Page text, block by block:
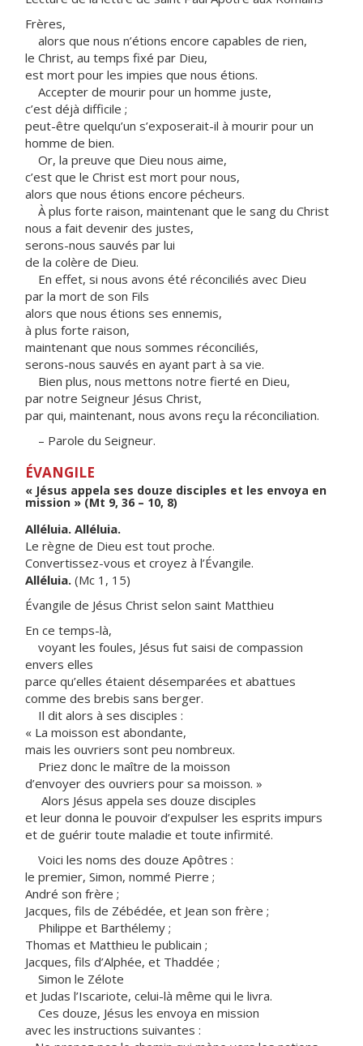
Frères,
alors que nous n’étions encore capables de rien,
le Christ, au temps fixé par Dieu,
est mort pour les impies que nous étions.
Accepter de mourir pour un homme juste,
c’est déjà difficile ;
peut-être quelqu’un s’exposerait-il à mourir pour un
homme de bien.
Or, la preuve que Dieu nous aime,
c’est que le Christ est mort pour nous,
alors que nous étions encore pécheurs.
À plus forte raison, maintenant que le sang du Christ
nous a fait devenir des justes,
serons-nous sauvés par lui
de la colère de Dieu.
En effet, si nous avons été réconciliés avec Dieu
par la mort de son Fils
alors que nous étions ses ennemis,
à plus forte raison,
maintenant que nous sommes réconciliés,
serons-nous sauvés en ayant part à sa vie.
Bien plus, nous mettons notre fierté en Dieu,
par notre Seigneur Jésus Christ,
par qui, maintenant, nous avons reçu la réconciliation.
– Parole du Seigneur.
ÉVANGILE
« Jésus appela ses douze disciples et les envoya en
mission » (Mt 9, 36 – 10, 8)
Alléluia. Alléluia.
Le règne de Dieu est tout proche.
Convertissez-vous et croyez à l’Évangile.
Alléluia. (Mc 1, 15)
Évangile de Jésus Christ selon saint Matthieu
En ce temps-là,
voyant les foules, Jésus fut saisi de compassion
envers elles
parce qu’elles étaient désemparées et abattues
comme des brebis sans berger.
Il dit alors à ses disciples :
« La moisson est abondante,
mais les ouvriers sont peu nombreux.
Priez donc le maître de la moisson
d’envoyer des ouvriers pour sa moisson. »
Alors Jésus appela ses douze disciples
et leur donna le pouvoir d’expulser les esprits impurs
et de guérir toute maladie et toute infirmité.
Voici les noms des douze Apôtres :
le premier, Simon, nommé Pierre ;
André son frère ;
Jacques, fils de Zébédée, et Jean son frère ;
Philippe et Barthélemy ;
Thomas et Matthieu le publicain ;
Jacques, fils d’Alphée, et Thaddée ;
Simon le Zélote
et Judas l’Iscariote, celui-là même qui le livra.
Ces douze, Jésus les envoya en mission
avec les instructions suivantes :